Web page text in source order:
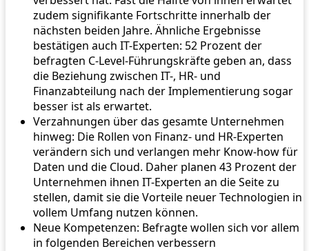
zudem signifikante Fortschritte innerhalb der
nächsten beiden Jahre. Ähnliche Ergebnisse
bestätigen auch IT-Experten: 52 Prozent der
befragten C-Level-Führungskräfte geben an, dass
die Beziehung zwischen IT-, HR- und
Finanzabteilung nach der Implementierung sogar
besser ist als erwartet.
Verzahnungen über das gesamte Unternehmen
hinweg: Die Rollen von Finanz- und HR-Experten
verändern sich und verlangen mehr Know-how für
Daten und die Cloud. Daher planen 43 Prozent der
Unternehmen ihnen IT-Experten an die Seite zu
stellen, damit sie die Vorteile neuer Technologien in
vollem Umfang nutzen können.
Neue Kompetenzen: Befragte wollen sich vor allem
in folgenden Bereichen verbessern